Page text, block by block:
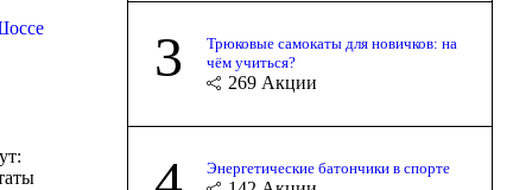
3
Трюковые самокаты для новичков: на
чём учиться?
269 Акции
Энергетические батончики в спорте